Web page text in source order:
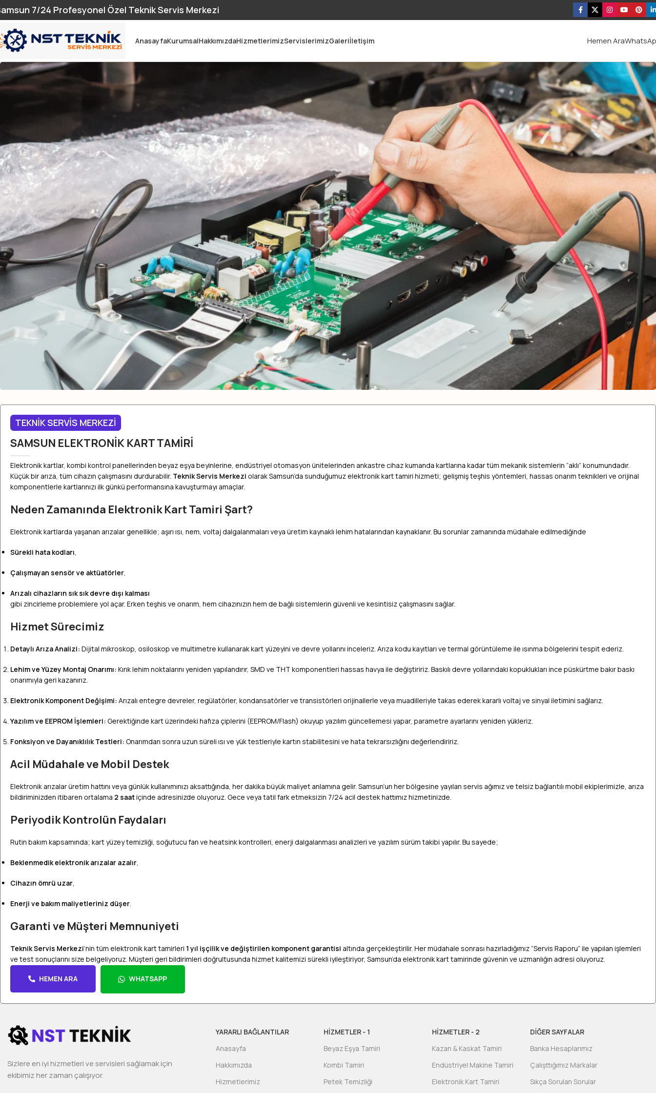
7/24 Profesyonel Özel Teknik Servis Merkezi
AnasayfaKurumsalHakkımızdaHizmetlerimizServislerimizGaleriİletişim Hemen Ara
TEKNİK SERVİS MERKEZİ
SAMSUN ELEKTRONİK KART TAMİRİ
Elektronik kartlar, kombi kontrol panellerinden beyaz eşya beyinlerine, endüstriyel otomasyon ünitelerinden ankastre cihaz kumanda kartlarına kadar tüm mekanik sistemlerin “aklı” konumundadır.
Küçük bir arıza, tüm cihazın çalışmasını durdurabilir. Teknik Servis Merkezi olarak Samsun’da sunduğumuz elektronik kart tamiri hizmeti; gelişmiş teşhis yöntemleri, hassas onarım teknikleri ve orijinal
komponentlerle kartlarınızı ilk günkü performansına kavuşturmayı amaçlar.
Neden Zamanında Elektronik Kart Tamiri Şart?
Elektronik kartlarda yaşanan arızalar genellikle; aşırı ısı, nem, voltaj dalgalanmaları veya üretim kaynaklı lehim hatalarından kaynaklanır. Bu sorunlar zamanında müdahale edilmediğinde
Sürekli hata kodları,
Çalışmayan sensör ve aktüatörler,
Arızalı cihazların sık sık devre dışı kalması
gibi zincirleme problemlere yol açar. Erken teşhis ve onarım, hem cihazınızın hem de bağlı sistemlerin güvenli ve kesintisiz çalışmasını sağlar.
Hizmet Sürecimiz
Detaylı Arıza Analizi: Dijital mikroskop, osiloskop ve multimetre kullanarak kart yüzeyini ve devre yollarını inceleriz. Arıza kodu kayıtları ve termal görüntüleme ile ısınma bölgelerini tespit ederiz.
Lehim ve Yüzey Montaj Onarımı: Kırık lehim noktalarını yeniden yapılandırır, SMD ve THT komponentleri hassas havya ile değiştiririz. Baskılı devre yollarındaki kopuklukları ince püskürtme bakır baskı
onarımıyla geri kazanırız.
Elektronik Komponent Değişimi: Arızalı entegre devreler, regülatörler, kondansatörler ve transistörleri orijinallerle veya muadilleriyle takas ederek kararlı voltaj ve sinyal iletimini sağlarız.
Yazılım ve EEPROM İşlemleri: Gerektiğinde kart üzerindeki hafıza çiplerini (EEPROM/Flash) okuyup yazılım güncellemesi yapar, parametre ayarlarını yeniden yükleriz.
Fonksiyon ve Dayanıklılık Testleri: Onarımdan sonra uzun süreli ısı ve yük testleriyle kartın stabilitesini ve hata tekrarsızlığını değerlendiririz.
Acil Müdahale ve Mobil Destek
Elektronik arızalar üretim hattını veya günlük kullanımınızı aksattığında, her dakika büyük maliyet anlamına gelir. Samsun’un her bölgesine yayılan servis ağımız ve telsiz bağlantılı mobil ekiplerimizle, arıza
bildiriminizden itibaren ortalama 2 saatiçinde adresinizde oluyoruz. Gece veya tatil fark etmeksizin 7/24 acil destek hattımız hizmetinizde.
Periyodik Kontrolün Faydaları
Rutin bakım kapsamında; kart yüzey temizliği, soğutucu fan ve heatsink kontrolleri, enerji dalgalanması analizleri ve yazılım sürüm takibi yapılır. Bu sayede;
Beklenmedik elektronik arızalar azalır,
Cihazın ömrü uzar,
Enerji ve bakım maliyetleriniz düşer.
Garanti ve Müşteri Memnuniyeti
Teknik Servis Merkezi’nin tüm elektronik kart tamirleri 1 yıl işçilik ve değiştirilen komponent garantisi altında gerçekleştirilir. Her müdahale sonrası hazırladığımız “Servis Raporu” ile yapılan işlemleri
ve test sonuçlarını size belgeliyoruz. Müşteri geri bildirimleri doğrultusunda hizmet kalitemizi sürekli iyileştiriyor, Samsun’da elektronik kart tamirinde güvenin ve uzmanlığın adresi oluyoruz.
HEMEN ARA WHATSAPP
Sizlere en iyi hizmetleri ve servisleri sağlamak için
ekibimiz her zaman çalışıyor.
YARARLI BAĞLANTILAR
Anasayfa
Hakkımızda
Hizmetlerimiz
HİZMETLER - 1
Beyaz Eşya Tamiri
Kombi Tamiri
Petek Temizliği
HİZMETLER - 2
Kazan & Kaskat Tamiri
Endüstriyel Makine Tamiri
Elektronik Kart Tamiri
DIĞER SAYFALAR
Banka Hesaplarımız
Çalışttığımız Markalar
Sıkça Sorulan Sorular